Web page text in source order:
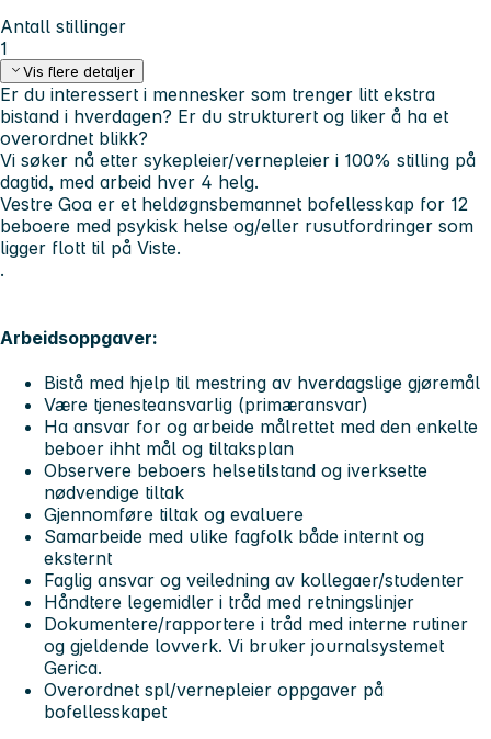
Antall stillinger
1
Vis flere detaljer
Er du interessert i mennesker som trenger litt ekstra
bistand i hverdagen? Er du strukturert og liker å ha et
overordnet blikk?
Vi søker nå etter sykepleier/vernepleier i 100% stilling på
dagtid, med arbeid hver 4 helg.
Vestre Goa er et heldøgnsbemannet bofellesskap for 12
beboere med psykisk helse og/eller rusutfordringer som
ligger flott til på Viste.
.
Arbeidsoppgaver:
Bistå med hjelp til mestring av hverdagslige gjøremål
Være tjenesteansvarlig (primæransvar)
Ha ansvar for og arbeide målrettet med den enkelte
beboer ihht mål og tiltaksplan
Observere beboers helsetilstand og iverksette
nødvendige tiltak
Gjennomføre tiltak og evaluere
Samarbeide med ulike fagfolk både internt og
eksternt
Faglig ansvar og veiledning av kollegaer/studenter
Håndtere legemidler i tråd med retningslinjer
Dokumentere/rapportere i tråd med interne rutiner
og gjeldende lovverk. Vi bruker journalsystemet
Gerica.
Overordnet spl/vernepleier oppgaver på
bofellesskapet